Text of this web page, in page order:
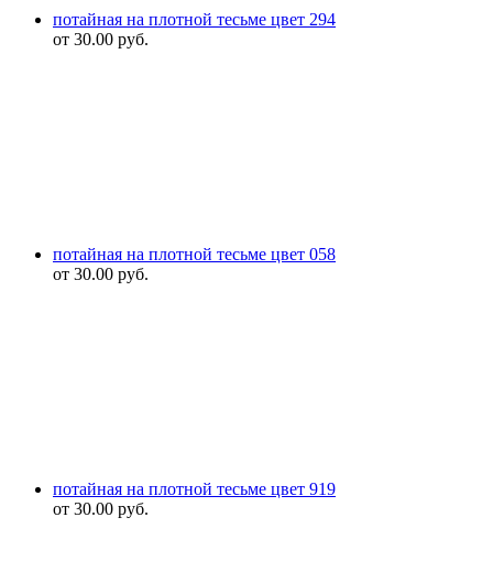
потайная на плотной тесьме цвет 294
от 30.00 руб.
потайная на плотной тесьме цвет 058
от 30.00 руб.
потайная на плотной тесьме цвет 919
от 30.00 руб.